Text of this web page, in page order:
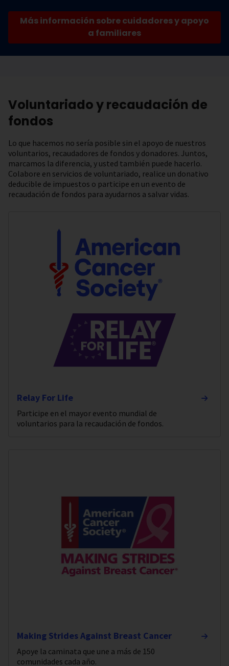
Más información sobre cuidadores y apoyo
a familiares
Voluntariado y recaudación de
fondos
Lo que hacemos no sería posible sin el apoyo de nuestros
voluntarios, recaudadores de fondos y donadores. Juntos,
marcamos la diferencia, y usted también puede hacerlo.
Colabore en servicios de voluntariado, realice un donativo
deducible de impuestos o participe en un evento de
recaudación de fondos para ayudarnos a salvar vidas.
Relay For Life
Participe en el mayor evento mundial de
voluntarios para la recaudación de fondos.
Making Strides Against Breast Cancer
Apoye la caminata que une a más de 150
comunidades cada año.